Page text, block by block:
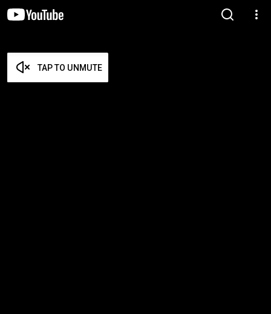
TAP TO UNMUTE